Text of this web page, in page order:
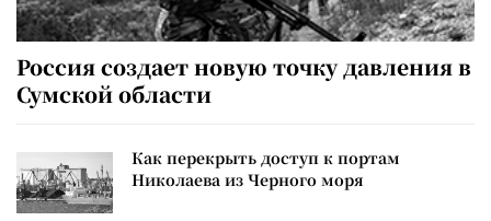
Россия создает новую точку давления в
Сумской области
Как перекрыть доступ к портам
Николаева из Черного моря